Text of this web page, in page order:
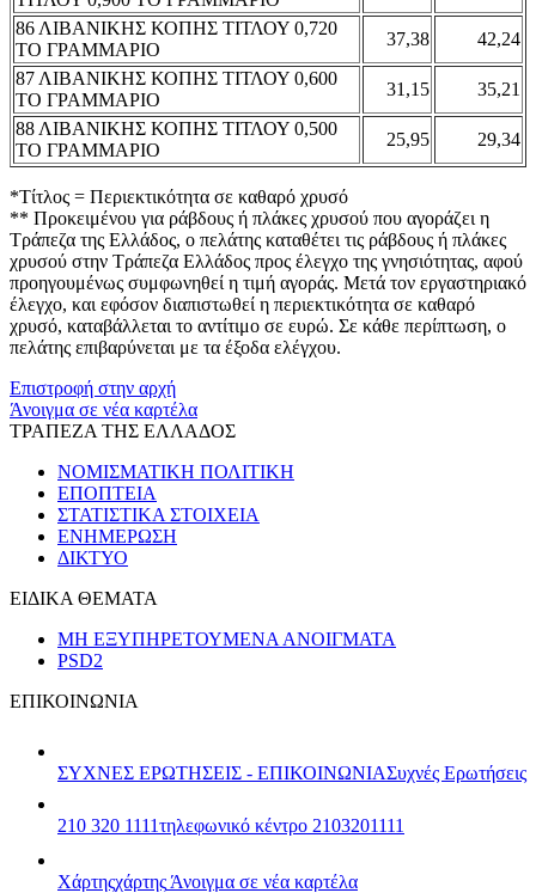
86 ΛΙΒΑΝΙΚΗΣ ΚΟΠΗΣ ΤΙΤΛΟΥ 0,720
ΤΟ ΓΡΑΜΜΑΡΙΟ
37,38
42,24
87 ΛΙΒΑΝΙΚΗΣ ΚΟΠΗΣ ΤΙΤΛΟΥ 0,600
ΤΟ ΓΡΑΜΜΑΡΙΟ
31,15
35,21
88 ΛΙΒΑΝΙΚΗΣ ΚΟΠΗΣ ΤΙΤΛΟΥ 0,500
ΤΟ ΓΡΑΜΜΑΡΙΟ
25,95 29,34
*Τίτλος = Περιεκτικότητα σε καθαρό χρυσό
** Προκειμένου για ράβδους ή πλάκες χρυσού που αγοράζει η
Τράπεζα της Ελλάδος, ο πελάτης καταθέτει τις ράβδους ή πλάκες
χρυσού στην Τράπεζα Ελλάδος προς έλεγχο της γνησιότητας, αφού
προηγουμένως συμφωνηθεί η τιμή αγοράς. Μετά τον εργαστηριακό
έλεγχο, και εφόσον διαπιστωθεί η περιεκτικότητα σε καθαρό
χρυσό, καταβάλλεται το αντίτιμο σε ευρώ. Σε κάθε περίπτωση, ο
πελάτης επιβαρύνεται με τα έξοδα ελέγχου.
Επιστροφή στην αρχή
Άνοιγμα σε νέα καρτέλα
ΤΡΑΠΕΖΑ ΤΗΣ ΕΛΛΑΔΟΣ
ΝΟΜΙΣΜΑΤΙΚΗ ΠΟΛΙΤΙΚΗ
ΕΠΟΠΤΕΙΑ
ΣΤΑΤΙΣΤΙΚΑ ΣΤΟΙΧΕΙΑ
ΕΝΗΜΕΡΩΣΗ
ΔΙΚΤΥΟ
ΕΙΔΙΚΑ ΘΕΜΑΤΑ
ΜΗ ΕΞΥΠΗΡΕΤΟΥΜΕΝΑ ΑΝΟΙΓΜΑΤΑ
PSD2
ΕΠΙΚΟΙΝΩΝΙΑ
ΣΥΧΝΕΣ ΕΡΩΤΗΣΕΙΣ - ΕΠΙΚΟΙΝΩΝΙΑΣυχνές Ερωτήσεις
210 320 1111τηλεφωνικό κέντρο 2103201111
Χάρτηςχάρτης Άνοιγμα σε νέα καρτέλα